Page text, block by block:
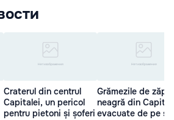
Craterul din centrul
Capitalei, un pericol
pentru pietoni și șoferi
Grămezile de
neagră din
evacuate de pe